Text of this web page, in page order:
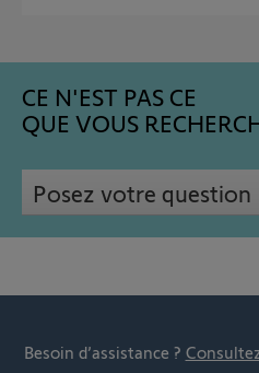
CE N'EST PAS CE
QUE VOUS
Posez votre question
Besoin d’assistance ?